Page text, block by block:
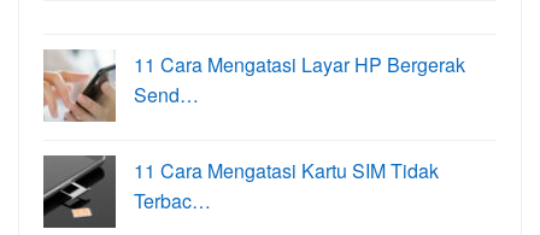
11 Cara Mengatasi Layar HP Bergerak
Send…
11 Cara Mengatasi Kartu SIM Tidak
Terbac…